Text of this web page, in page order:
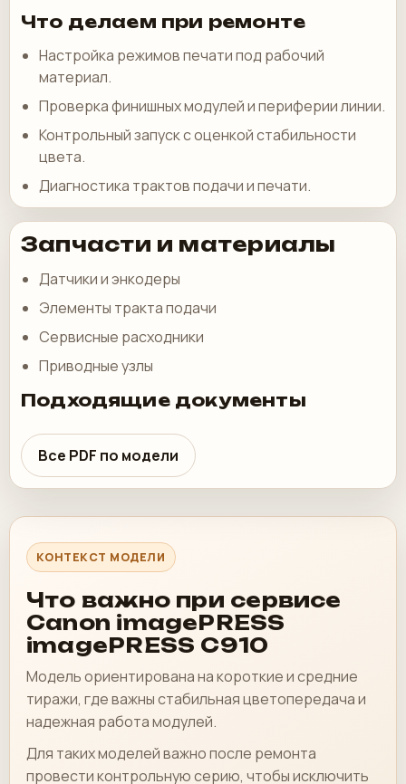
Что делаем при ремонте
Настройка режимов печати под рабочий
материал.
Проверка финишных модулей и периферии линии.
Контрольный запуск с оценкой стабильности
цвета.
Диагностика трактов подачи и печати.
Запчасти и материалы
Датчики и энкодеры
Элементы тракта подачи
Сервисные расходники
Приводные узлы
Подходящие документы
Все PDF по модели
КОНТЕКСТ МОДЕЛИ
Что важно при сервисе
Canon imagePRESS
imagePRESS C910
Модель ориентирована на короткие и средние
тиражи, где важны стабильная цветопередача и
надежная работа модулей.
Для таких моделей важно после ремонта
провести контрольную серию, чтобы исключить